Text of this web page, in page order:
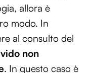
allora è
modo. In
al consulto del
non
. In questo caso è